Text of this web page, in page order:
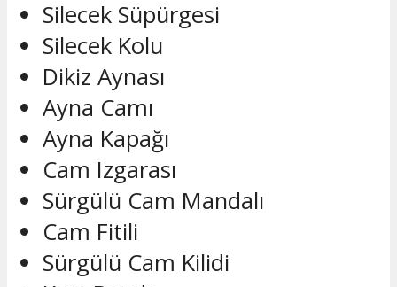
Silecek Süpürgesi
Silecek Kolu
Dikiz Aynası
Ayna Camı
Ayna Kapağı
Cam Izgarası
Sürgülü Cam Mandalı
Cam Fitili
Sürgülü Cam Kilidi